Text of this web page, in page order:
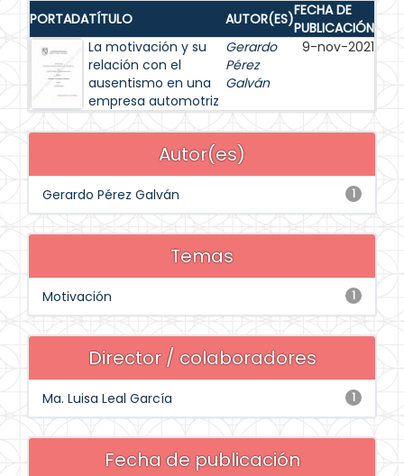
PORTADATÍTULO AUTOR(ES)FECHA DE
PUBLICACIÓN
La motivación y su
relación con el
ausentismo en una
empresa automotriz
Gerardo
Pérez
Galván
9-nov-2021
Autor(es)
1
Gerardo Pérez Galván
Temas
1
Motivación
Director / colaboradores
1
Ma. Luisa Leal García
Fecha de publicación